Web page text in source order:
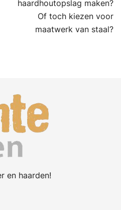
haardhoutopslag maken?
Of toch kiezen voor
maatwerk van staal?
en haarden!